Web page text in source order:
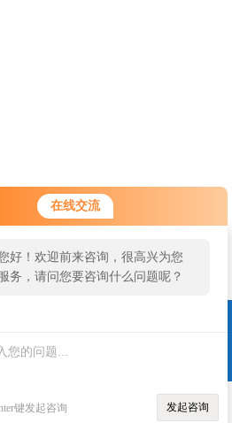
在线交流
好！欢迎前来咨询，很高兴为您
务，请问您要咨询什么问题呢？
键发起咨询 发起咨询